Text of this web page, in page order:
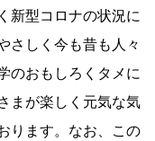
新型コロナの状況に
さしく今も昔も人々
のおもしろくタメに
まが楽しく元気な気
ります。なお、この